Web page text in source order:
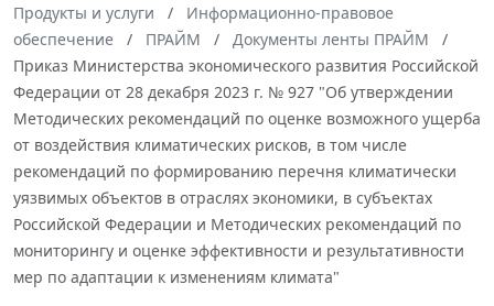
Продукты и услуги
Информационно-правовое
обеспечение
ПРАЙМ
Документы ленты ПРАЙМ
Приказ Министерства экономического развития Российской
Федерации от 28 декабря 2023 г. № 927 "Об утверждении
Методических рекомендаций по оценке возможного ущерба
от воздействия климатических рисков, в том числе
рекомендаций по формированию перечня климатически
уязвимых объектов в отраслях экономики, в субъектах
Российской Федерации и Методических рекомендаций по
мониторингу и оценке эффективности и результативности
мер по адаптации к изменениям климата"